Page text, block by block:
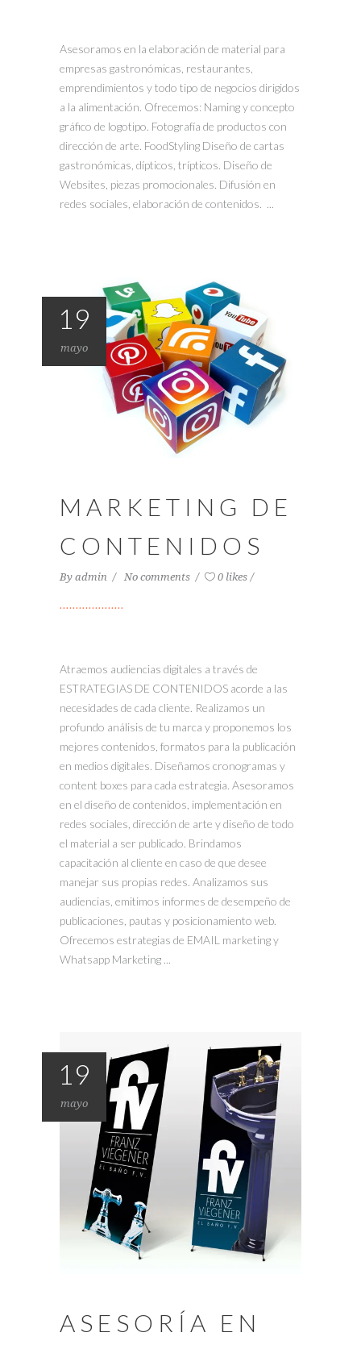
Asesoramos en la elaboración de material para
empresas gastronómicas, restaurantes,
emprendimientos y todo tipo de negocios dirigidos
a la alimentación. Ofrecemos: Naming y concepto
gráfico de logotipo. Fotografía de productos con
dirección de arte. FoodStyling Diseño de cartas
gastronómicas, dípticos, trípticos. Diseño de
Websites, piezas promocionales. Difusión en
redes sociales, elaboración de contenidos. ...
19
mayo
MARKETING DE
CONTENIDOS
By admin No comments 0 likes
Atraemos audiencias digitales a través de
ESTRATEGIAS DE CONTENIDOS acorde a las
necesidades de cada cliente. Realizamos un
profundo análisis de tu marca y proponemos los
mejores contenidos, formatos para la publicación
en medios digitales. Diseñamos cronogramas y
content boxes para cada estrategia. Asesoramos
en el diseño de contenidos, implementación en
redes sociales, dirección de arte y diseño de todo
el material a ser publicado. Brindamos
capacitación al cliente en caso de que desee
manejar sus propias redes. Analizamos sus
audiencias, emitimos informes de desempeño de
publicaciones, pautas y posicionamiento web.
Ofrecemos estrategias de EMAIL marketing y
Whatsapp Marketing ...
19
mayo
ASESORÍA EN